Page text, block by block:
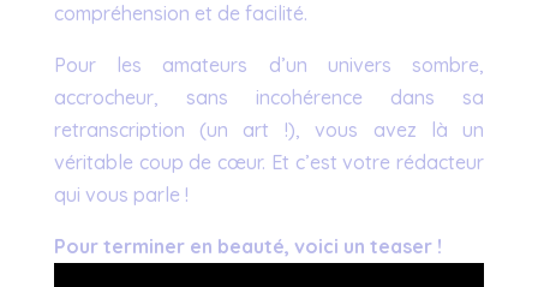
compréhension et de facilité.
Pour les amateurs d’un univers sombre,
accrocheur, sans incohérence dans sa
retranscription (un art !), vous avez là un
véritable coup de cœur. Et c’est votre rédacteur
qui vous parle !
Pour terminer en beauté, voici un teaser !